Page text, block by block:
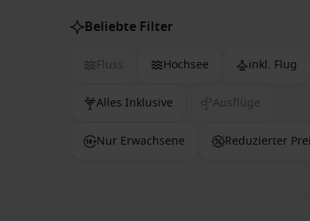
Beliebte Filter
Fluss Hochsee inkl. Flug
Alles Inklusive Ausflüge
Nur Erwachsene Reduzierter